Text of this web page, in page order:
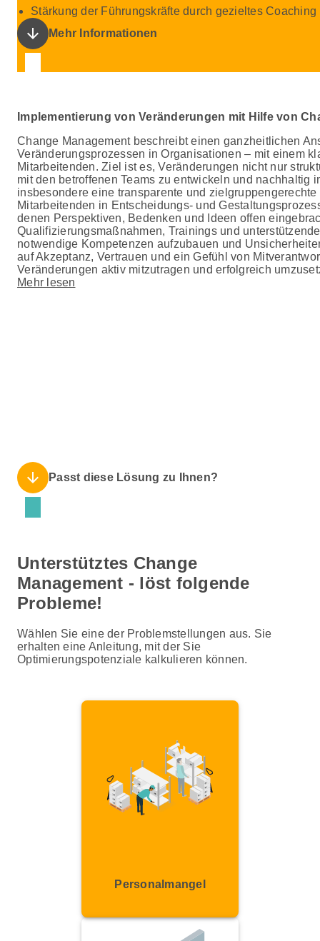
Stärkung der Führungskräfte durch gezieltes
arrow_downward Mehr Informationen
Implementierung von Veränderungen mit Hilfe von
Change Management beschreibt einen ganzheitlichen
Veränderungsprozessen in Organisationen – mit einem
Mitarbeitenden. Ziel ist es, Veränderungen nicht nur
mit den betroffenen Teams zu entwickeln und nachhaltig
insbesondere eine transparente und
Mitarbeitenden in Entscheidungs- und
denen Perspektiven, Bedenken und Ideen offen
Qualifizierungsmaßnahmen, Trainings und
notwendige Kompetenzen aufzubauen und
auf Akzeptanz, Vertrauen und ein Gefühl von
Veränderungen aktiv mitzutragen und erfolgreich
Mehr lesen
arrow_downward Passt diese Lösung zu Ihnen?
Unterstütztes Change
Management - löst folgende
Probleme!
Wählen Sie eine der Problemstellungen aus. Sie
erhalten eine Anleitung, mit der Sie
Optimierungspotenziale kalkulieren können.
Personalmangel